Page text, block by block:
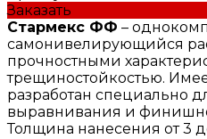
Заказать
Стармекс ФФ –
самонивелирующийся
прочностными
трещиностойкостью.
разработан специально
выравнивания и
Толщина нанесения от 3